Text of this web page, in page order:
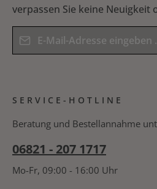
verpassen Sie keine Neuigkeit
E-Mail-Adresse*
Kenntnis genommen und die
Bitte geben Sie das Ergebnis der
SERVICE-HOTLINE
Beratung und Bestellannahme
06821 - 207 1717
Mo-Fr, 09:00 - 16:00 Uhr